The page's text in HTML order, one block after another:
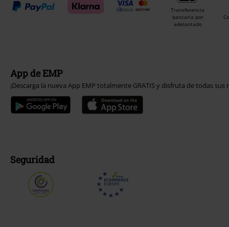
Transferencia
bancaria por
adelantado
App de EMP
¡Descarga la nueva App EMP totalmente GRATIS y disfruta de todas
Seguridad